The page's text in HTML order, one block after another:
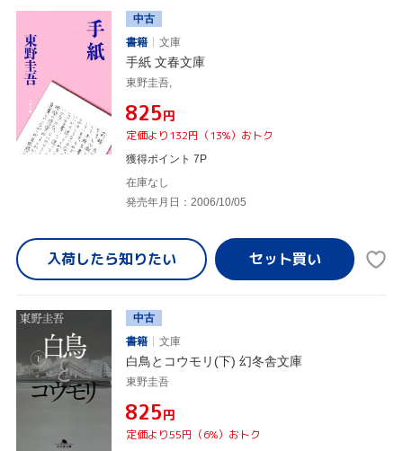
中古
書籍
文庫
手紙 文春文庫
東野圭吾,
¥825円
定価より132円（13%）おトク
獲得ポイント 7P
在庫なし
発売年月日：2006/10/05
入荷したら知りたい
中古
書籍
文庫
白鳥とコウモリ(下) 幻冬舎文庫
東野圭吾
¥825円
定価より55円（6%）おトク